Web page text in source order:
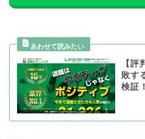
【評
敗す
検証！